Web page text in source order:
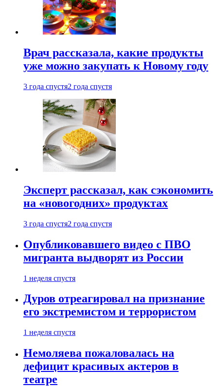
Врач рассказала, какие продукты
уже можно закупать к Новому году
3 года спустя2 года спустя
Эксперт рассказал, как сэкономить
на «новогодних» продуктах
3 года спустя2 года спустя
Опубликовавшего видео с ПВО
мигранта выдворят из России
1 неделя спустя
Дуров отреагировал на признание
его экстремистом и террористом
1 неделя спустя
Немоляева пожаловалась на
дефицит красивых актеров в
театре